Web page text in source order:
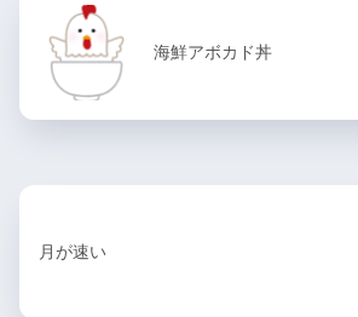
海鮮アボカド丼
月が速い